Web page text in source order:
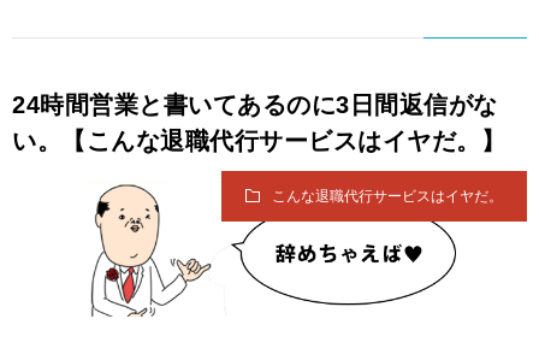
24時間営業と書いてあるのに3日間返信がな
い。【こんな退職代行サービスはイヤだ。】
こんな退職代行サービスはイヤだ。